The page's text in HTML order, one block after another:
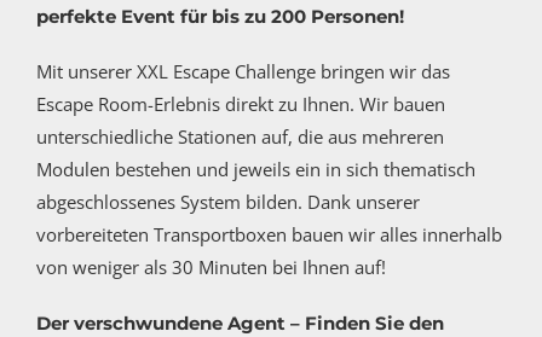
perfekte Event für bis zu 200 Personen!
Mit unserer XXL Escape Challenge bringen wir das
Escape Room-Erlebnis direkt zu Ihnen. Wir bauen
unterschiedliche Stationen auf, die aus mehreren
Modulen bestehen und jeweils ein in sich thematisch
abgeschlossenes System bilden. Dank unserer
vorbereiteten Transportboxen bauen wir alles innerhalb
von weniger als 30 Minuten bei Ihnen auf!
Der verschwundene Agent – Finden Sie den